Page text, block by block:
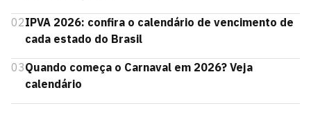
02IPVA 2026: confira o calendário de vencimento de
cada estado do Brasil
03Quando começa o Carnaval em 2026? Veja
calendário